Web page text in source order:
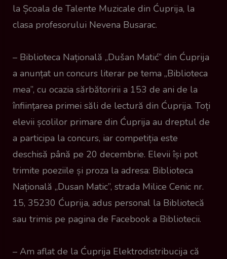
la Școala de Talente Muzicale din Ćuprija, la
clasa profesorului Nevena Busarac.
– Biblioteca Națională „Dušan Matić” din Ćuprija
a anunțat un concurs literar pe tema „Biblioteca
mea”, cu ocazia sărbătoririi a 153 de ani de la
înființarea primei săli de lectură din Ćuprija. Toți
elevii școlilor primare din Ćuprija au dreptul de
a participa la concurs, iar competiția este
deschisă până pe 20 decembrie. Elevii își pot
trimite poeziile și proza ​​la adresa: Biblioteca
Națională „Dusan Matic”, strada Milice Cenic nr.
15, 35230 Ćuprija, adus personal la Bibliotecă
sau trimis pe pagina de Facebook a Bibliotecii.
– Am aflat de la Ćuprija Elektrodistribucija că